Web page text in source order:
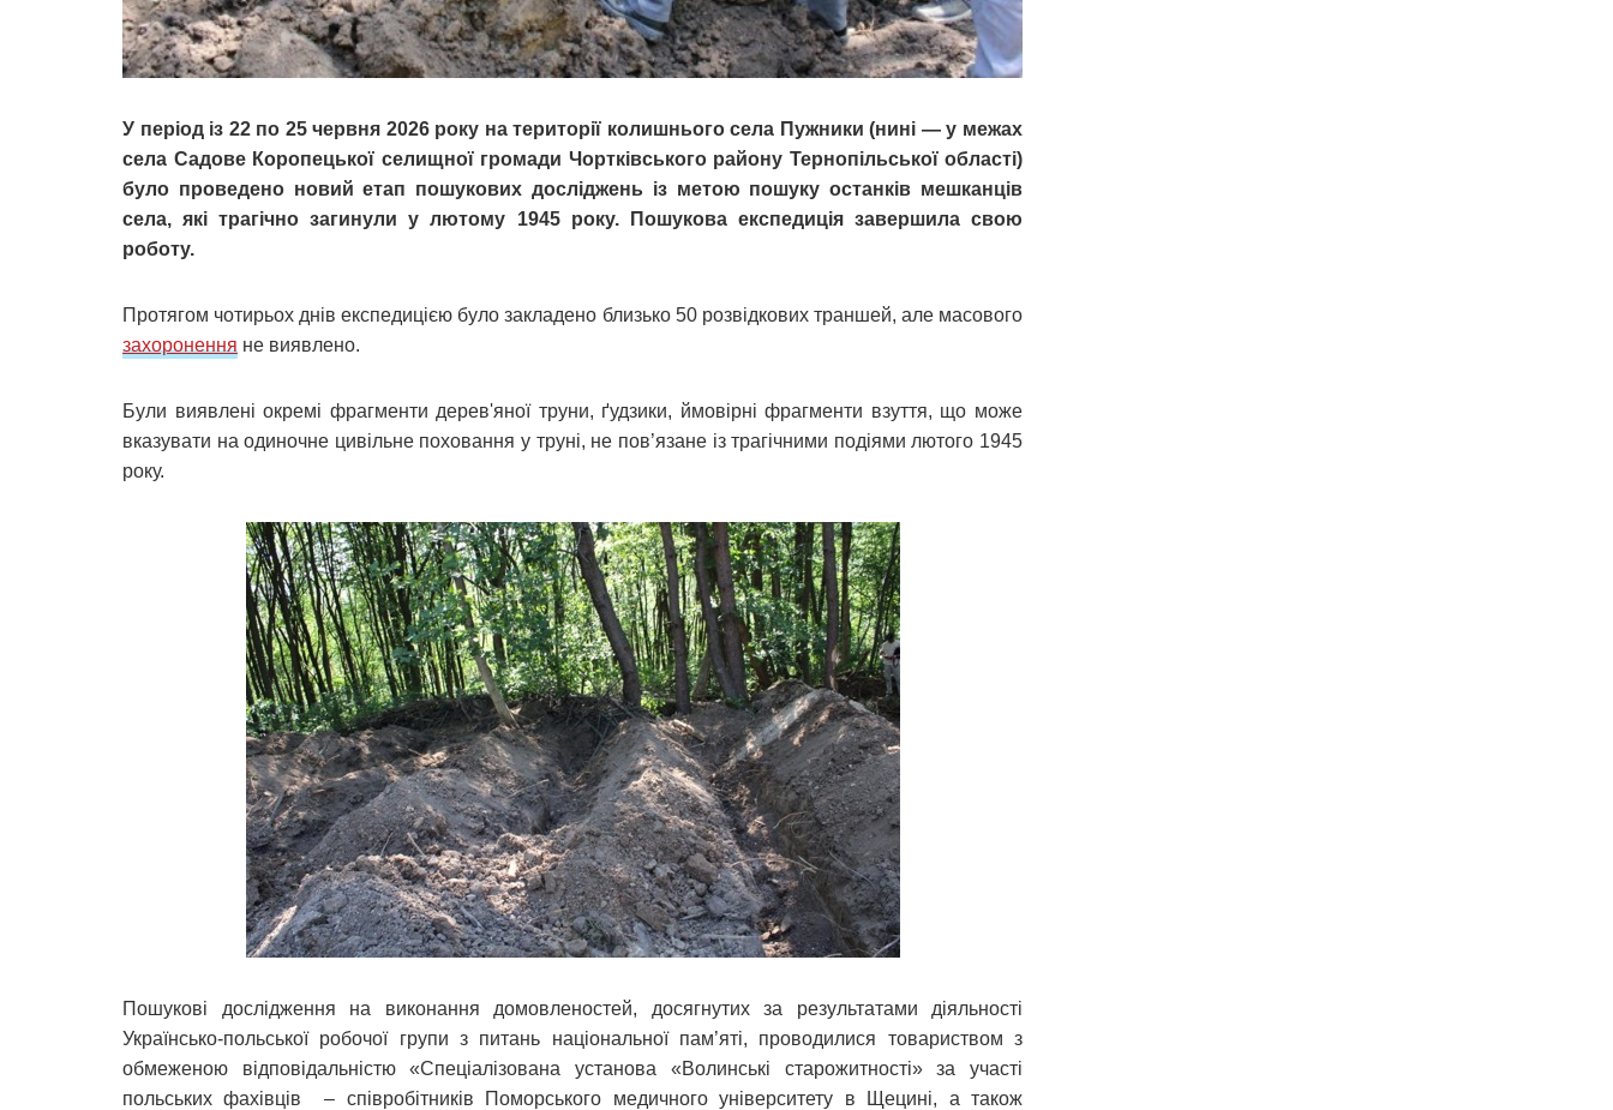
У період із 22 по 25 червня 2026 року на території колишнього села Пужники (нині — у межах
села Садове Коропецької селищної громади Чортківського району Тернопільської області)
було проведено новий етап пошукових досліджень із метою пошуку останків мешканців
села, які трагічно загинули у лютому 1945 року. Пошукова експедиція завершила свою
роботу.
Протягом чотирьох днів експедицією було закладено близько 50 розвідкових траншей, але масового
захоронення не виявлено.
Були виявлені окремі фрагменти дерев'яної труни, ґудзики, ймовірні фрагменти взуття, що може
вказувати на одиночне цивільне поховання у труні, не пов’язане із трагічними подіями лютого 1945
року.
Пошукові дослідження на виконання домовленостей, досягнутих за результатами діяльності
Українсько-польської робочої групи з питань національної пам’яті, проводилися товариством з
обмеженою відповідальністю «Спеціалізована установа «Волинські старожитності» за участі
польських фахівців – співробітників Поморського медичного університету в Щецині, а також